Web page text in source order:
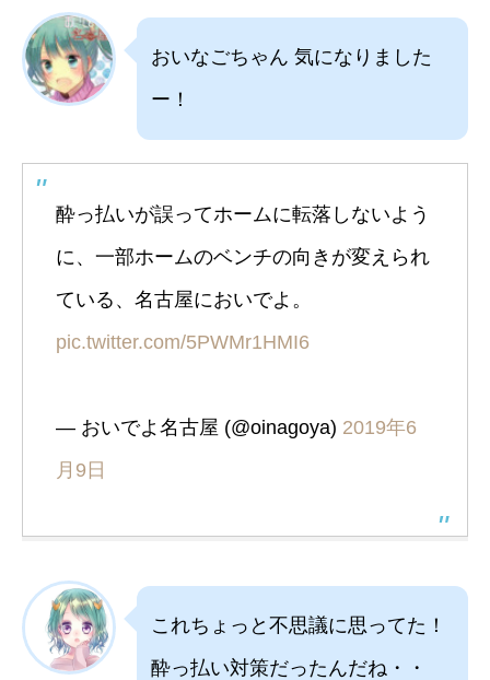
おいなごちゃん 気になりました
ー！
酔っ払いが誤ってホームに転落しないよう
に、一部ホームのベンチの向きが変えられ
ている、名古屋においでよ。
pic.twitter.com/5PWMr1HMI6
— おいでよ名古屋 (@oinagoya) 2019年6
月9日
これちょっと不思議に思ってた！
酔っ払い対策だったんだね・・